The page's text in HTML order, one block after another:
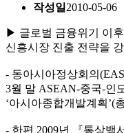
작성일 2010-05-06
▶ 글로벌 금융위기 이
신흥시장 진출 전략을
- 동아시아정상회의
3월 말 ASEAN-중국-인
‘아시아종합개발계획’(
- 한편 2009년 『통상백